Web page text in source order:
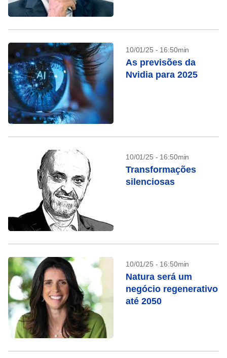
10/01/25 - 16:50min
As previsões da
Nvidia para 2025
10/01/25 - 16:50min
Transformações
silenciosas
10/01/25 - 16:50min
Natura será um
negócio regenerativo
até 2050